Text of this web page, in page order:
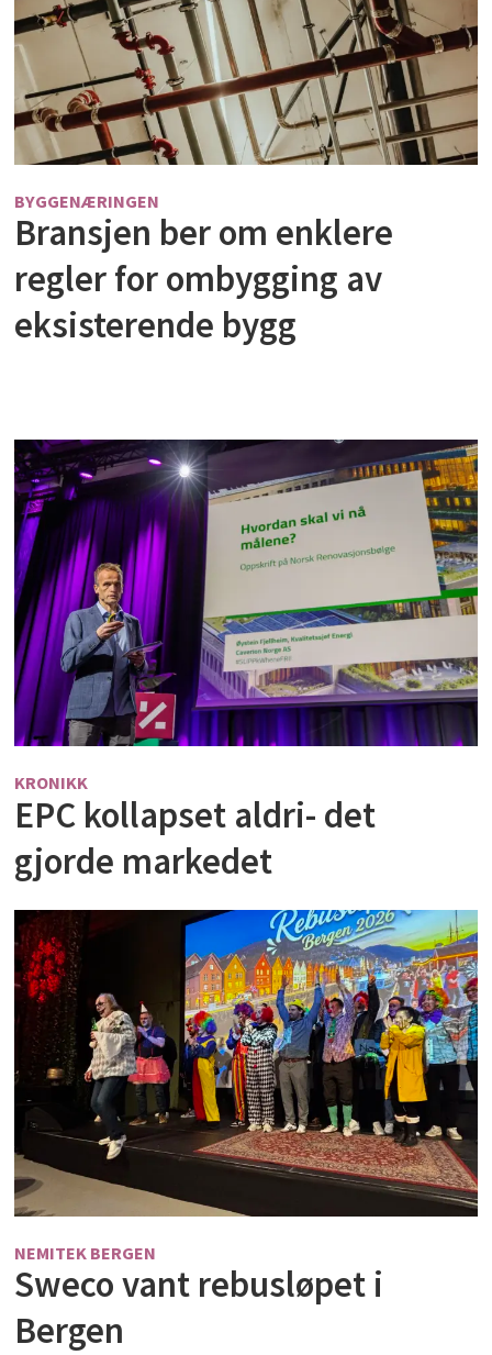
BYGGENÆRINGEN
Bransjen ber om enklere
regler for ombygging av
eksisterende bygg
KRONIKK
EPC kollapset aldri- det
gjorde markedet
NEMITEK BERGEN
Sweco vant rebusløpet i
Bergen